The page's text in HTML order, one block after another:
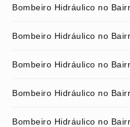
Bombeiro Hidráulico no
Bombeiro Hidráulico no
Bombeiro Hidráulico no
Bombeiro Hidráulico no
Bombeiro Hidráulico no